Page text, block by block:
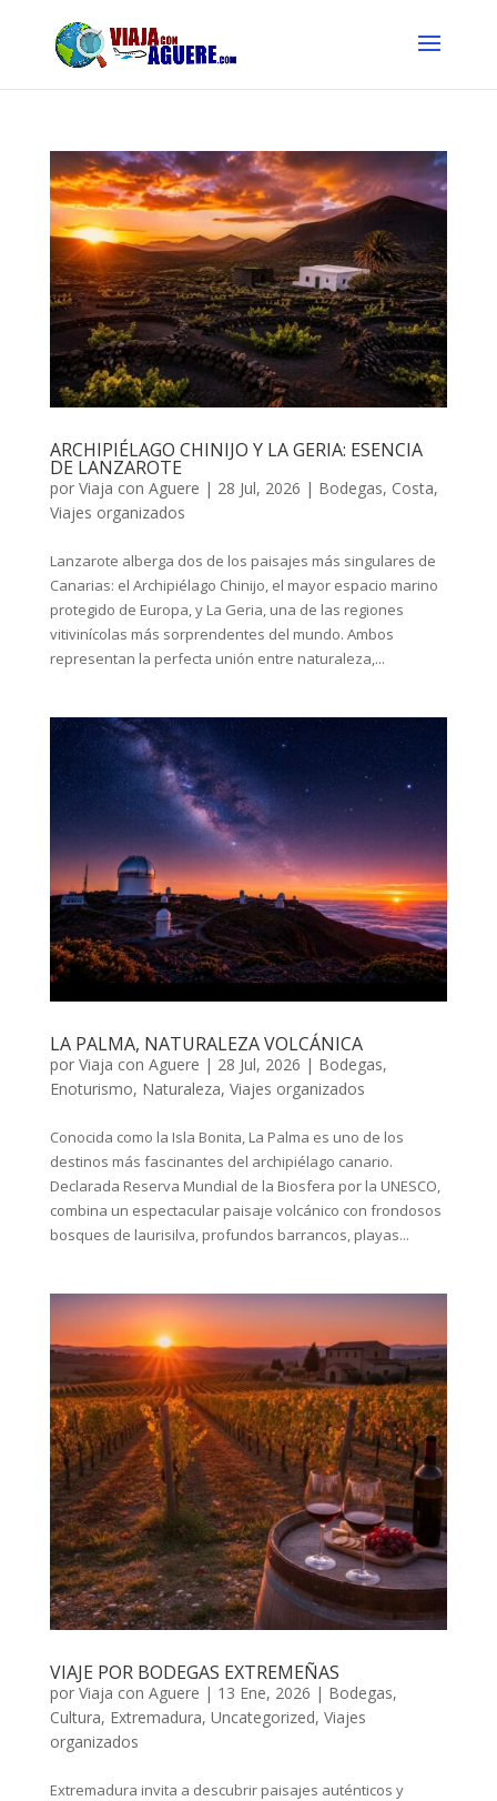
ARCHIPIÉLAGO CHINIJO Y LA GERIA: ESENCIA
DE LANZAROTE
por Viaja con Aguere | 28 Jul, 2026 | Bodegas, Costa,
Viajes organizados
Lanzarote alberga dos de los paisajes más singulares de
Canarias: el Archipiélago Chinijo, el mayor espacio marino
protegido de Europa, y La Geria, una de las regiones
vitivinícolas más sorprendentes del mundo. Ambos
representan la perfecta unión entre naturaleza,...
LA PALMA, NATURALEZA VOLCÁNICA
por Viaja con Aguere | 28 Jul, 2026 | Bodegas,
Enoturismo, Naturaleza, Viajes organizados
Conocida como la Isla Bonita, La Palma es uno de los
destinos más fascinantes del archipiélago canario.
Declarada Reserva Mundial de la Biosfera por la UNESCO,
combina un espectacular paisaje volcánico con frondosos
bosques de laurisilva, profundos barrancos, playas...
VIAJE POR BODEGAS EXTREMEÑAS
por Viaja con Aguere | 13 Ene, 2026 | Bodegas,
Cultura, Extremadura, Uncategorized, Viajes
organizados
Extremadura invita a descubrir paisajes auténticos y